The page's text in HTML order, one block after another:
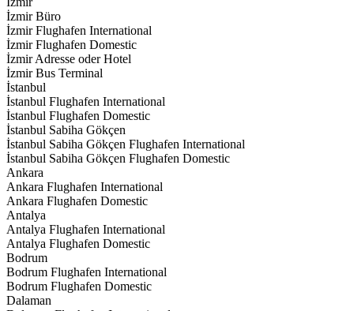
İzmir Büro
İzmir Flughafen International
İzmir Flughafen Domestic
İzmir Adresse oder Hotel
İzmir Bus Terminal
İstanbul
İstanbul Flughafen International
İstanbul Flughafen Domestic
İstanbul Sabiha Gökçen
İstanbul Sabiha Gökçen Flughafen International
İstanbul Sabiha Gökçen Flughafen Domestic
Ankara
Ankara Flughafen International
Ankara Flughafen Domestic
Antalya
Antalya Flughafen International
Antalya Flughafen Domestic
Bodrum
Bodrum Flughafen International
Bodrum Flughafen Domestic
Dalaman